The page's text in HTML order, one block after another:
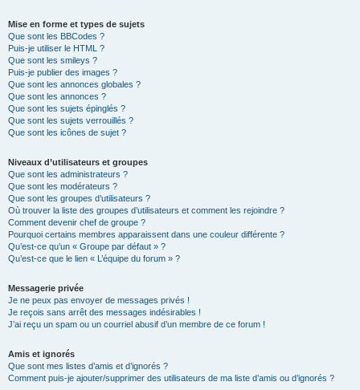
Mise en forme et types de sujets
Que sont les BBCodes ?
Puis-je utiliser le HTML ?
Que sont les smileys ?
Puis-je publier des images ?
Que sont les annonces globales ?
Que sont les annonces ?
Que sont les sujets épinglés ?
Que sont les sujets verrouillés ?
Que sont les icônes de sujet ?
Niveaux d’utilisateurs et groupes
Que sont les administrateurs ?
Que sont les modérateurs ?
Que sont les groupes d’utilisateurs ?
Où trouver la liste des groupes d’utilisateurs et comment les rejoindre ?
Comment devenir chef de groupe ?
Pourquoi certains membres apparaissent dans une couleur différente ?
Qu’est-ce qu’un « Groupe par défaut » ?
Qu’est-ce que le lien « L’équipe du forum » ?
Messagerie privée
Je ne peux pas envoyer de messages privés !
Je reçois sans arrêt des messages indésirables !
J’ai reçu un spam ou un courriel abusif d’un membre de ce forum !
Amis et ignorés
Que sont mes listes d’amis et d’ignorés ?
Comment puis-je ajouter/supprimer des utilisateurs de ma liste d’amis ou d’ignorés ?